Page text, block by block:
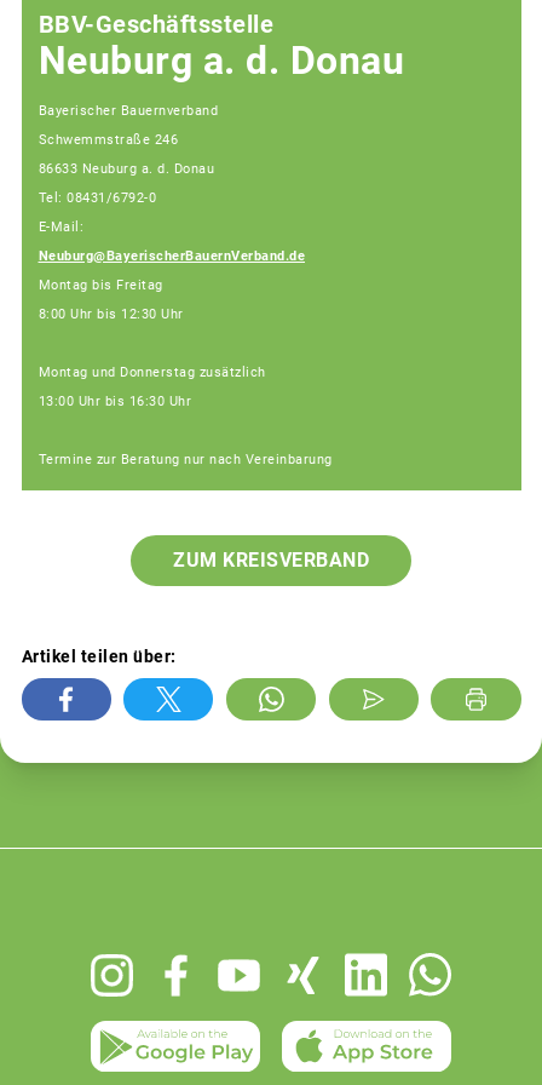
BBV-Geschäftsstelle
Neuburg a. d. Donau
Bayerischer Bauernverband
Schwemmstraße 246
86633 Neuburg a. d. Donau
Tel: 08431/6792-0
E-Mail:
Neuburg@BayerischerBauernVerband.de
Montag bis Freitag
8:00 Uhr bis 12:30 Uhr
Montag und Donnerstag zusätzlich
13:00 Uhr bis 16:30 Uhr
Termine zur Beratung nur nach Vereinbarung
ZUM KREISVERBAND
Artikel teilen über: